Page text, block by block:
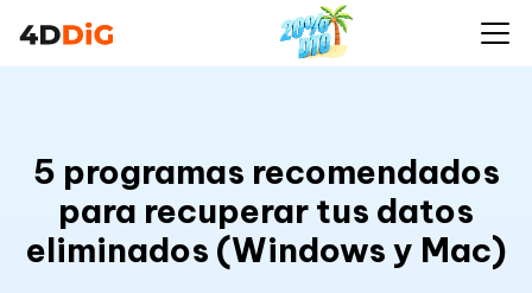
5 programas recomendados
para recuperar tus datos
eliminados (Windows y Mac)